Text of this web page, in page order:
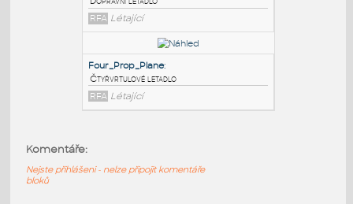
Dopravní letadlo - bokorys
DWG Létající
RFA Létající
Komentáře:
Nejste přihlášeni - nelze připojit komentáře
bloků